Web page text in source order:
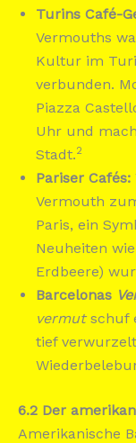
Turins Café-
Vermouths
Kultur im
verbunden.
Piazza
Uhr und
Stadt.2
Pariser Cafés:
Vermouth
Paris, ein
Neuheiten
Erdbeere)
Barcelonas
vermutschuf
tief
6.2 Der
Amerikanische